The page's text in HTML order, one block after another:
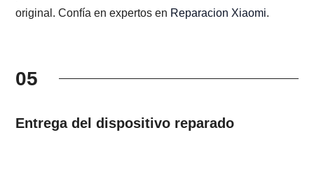
original. Confía en expertos en Reparacion Xiaomi.
05
Entrega del dispositivo reparado